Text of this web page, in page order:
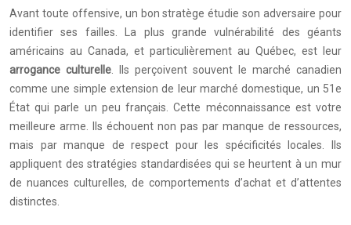
Avant toute offensive, un bon stratège étudie son adversaire pour
identifier ses failles. La plus grande vulnérabilité des géants
américains au Canada, et particulièrement au Québec, est leur
arrogance culturelle . Ils perçoivent souvent le marché canadien
comme une simple extension de leur marché domestique, un 51e
État qui parle un peu français. Cette méconnaissance est votre
meilleure arme. Ils échouent non pas par manque de ressources,
mais par manque de respect pour les spécificités locales. Ils
appliquent des stratégies standardisées qui se heurtent à un mur
de nuances culturelles, de comportements d’achat et d’attentes
distinctes.